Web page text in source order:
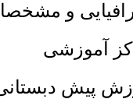
و
آموزشی
پیش